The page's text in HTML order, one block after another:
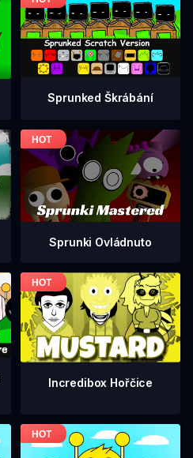
Sprunked Škrábání
Sprunki Ovládnuto
Incredibox Hořčice